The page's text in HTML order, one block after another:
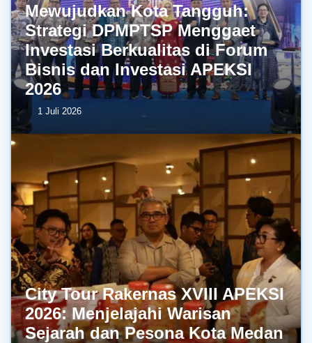
Mewujudkan Kota Tangguh:
Strategi DPMPTSP Menggaet
Investasi Berkualitas di Forum
Bisnis dan Investasi APEKSI
2026
1 Juli 2026
City Tour Rakernas XVIII APEKSI
2026: Menjelajahi Warisan
Sejarah dan Pesona Kota Medan